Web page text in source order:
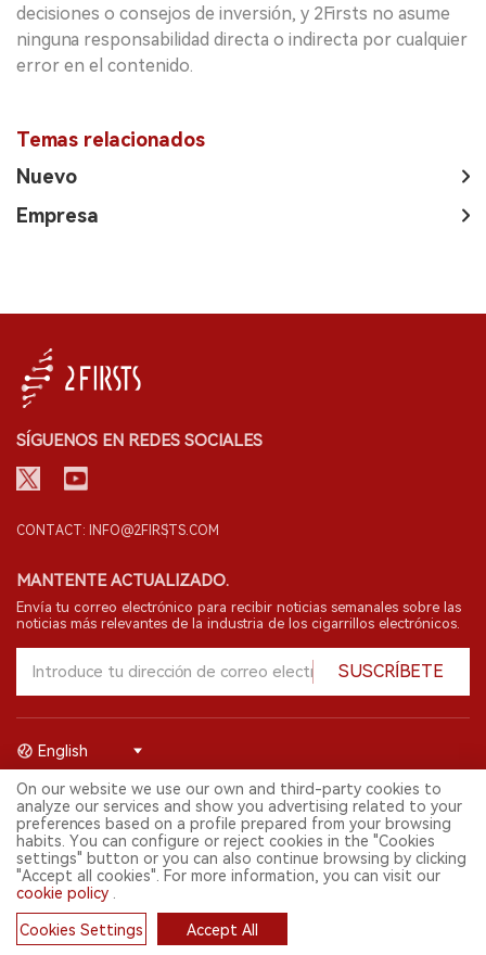
decisiones o consejos de inversión, y 2Firsts no asume
ninguna responsabilidad directa o indirecta por cualquier
error en el contenido.
Temas relacionados
Nuevo
Empresa
SÍGUENOS EN REDES SOCIALES
CONTACT: INFO@2FIRSTS.COM
MANTENTE ACTUALIZADO.
Envía tu correo electrónico para recibir noticias semanales sobre las
noticias más relevantes de la industria de los cigarrillos electrónicos.
SUSCRÍBETE
© 2026 Shenzhen 2FIRSTS Technology Co.,Ltd. Todos los derechos
reservados.
2FIRSTS solo es accesible para profesionales de la industria,
investigadores, medios y otros profesionales. El acceso por menores
está prohibido.
Este sitio web presta servicios a usuarios fuera del territorio chino
continental. Para usuarios en la China continental, por favor
visitahttps://cn.2firsts.com
English
On our website we use our own and third-party cookies to
analyze our services and show you advertising related to your
preferences based on a profile prepared from your browsing
habits. You can configure or reject cookies in the "Cookies
settings" button or you can also continue browsing by clicking
"Accept all cookies". For more information, you can visit our
cookie policy
Cookies Settings
Accept All